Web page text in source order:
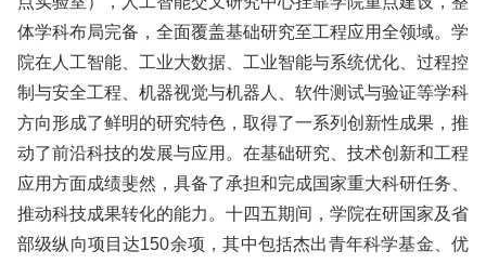
体学科布局完备，全面覆盖基础研究至工程应用全领域。学
院在人工智能、工业大数据、工业智能与系统优化、过程控
制与安全工程、机器视觉与机器人、软件测试与验证等学科
方向形成了鲜明的研究特色，取得了一系列创新性成果，推
动了前沿科技的发展与应用。在基础研究、技术创新和工程
应用方面成绩斐然，具备了承担和完成国家重大科研任务、
推动科技成果转化的能力。十四五期间，学院在研国家及省
部级纵向项目达150余项，其中包括杰出青年科学基金、优